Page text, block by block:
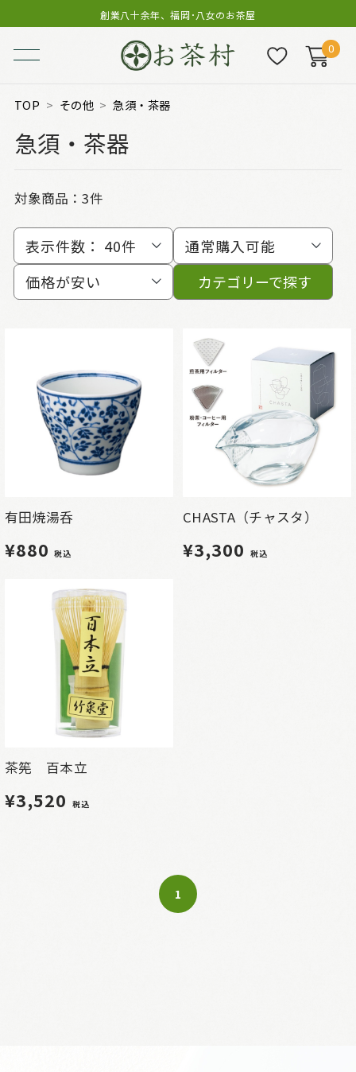
創業八十余年、福岡･八女のお茶屋
0
TOP その他 急須・茶器
急須・茶器
対象商品： 3件
表示件数： 40件
通常購入可能
価格が安い
カテゴリーで探す
有田焼湯呑
¥880税込
CHASTA（チャスタ）
¥3,300 税込
茶筅 百本立
¥3,520 税込
1